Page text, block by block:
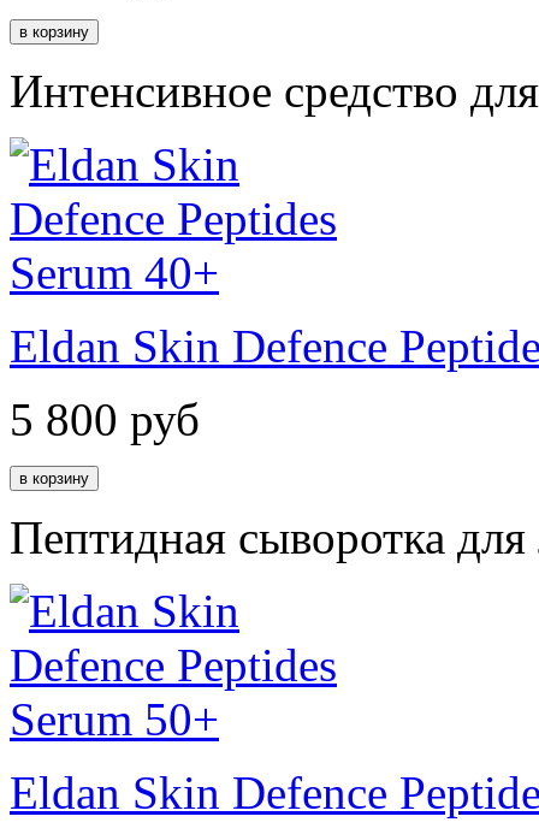
Интенсивное средство
Eldan Skin Defence
5 800 руб
Пептидная сыворотка
Eldan Skin Defence